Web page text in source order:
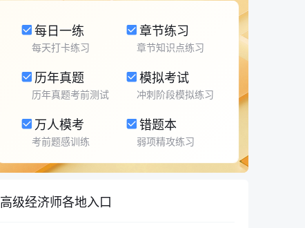
每日一练
每天打卡练习
章节练习
章节知识点练习
历年真题
历年真题考前测试
模拟考试
冲刺阶段模拟练习
万人模考
考前题感训练
错题本
弱项精攻练习
高级经济师各地入口